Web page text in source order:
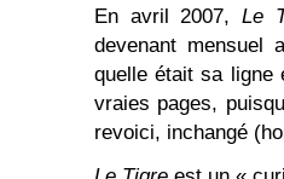
En avril 2007,Le
devenant mensuel
quelle était sa ligne
vraies pages,
revoici, inchangé